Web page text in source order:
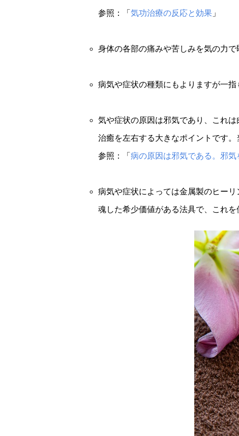
参照：「 気功治療の反応と効果」
身体の各部の痛みや苦しみを気の力で
病気や症状の種類にもよりますが一
気や症状の原因は邪気であり、これ
治癒を左右する大きなポイントです
参照：「 病の原因は邪気である。邪気
病気や症状によっては金属製のヒー
魂した希少価値がある法具で、これ